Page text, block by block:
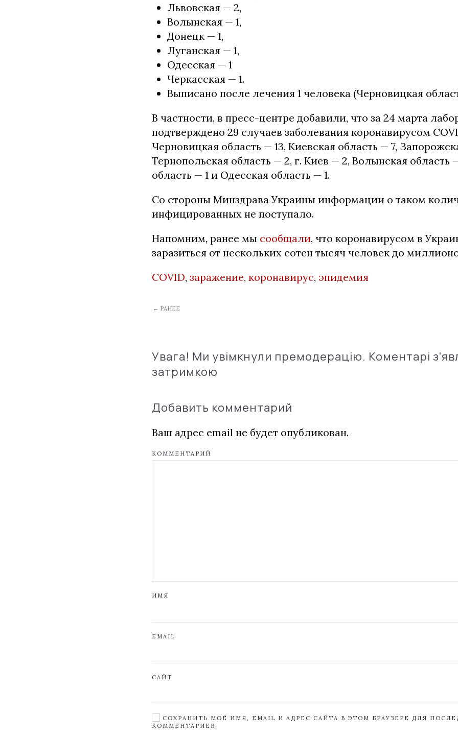
Львовская — 2,
Волынская — 1,
Донецк — 1,
Луганская — 1,
Одесская — 1
Черкасская — 1.
Выписано после лечения 1 человека (Черновицкая
В частности, в пресс-центре добавили, что за 24 марта
подтверждено 29 случаев заболевания коронавирусом
Черновицкая область — 13, Киевская область — 7,
Тернопольская область — 2, г. Киев — 2, Волынская область
область — 1 и Одесская область — 1.
Со стороны Минздрава Украины информации о таком
инфицированных не поступало.
Напомним, ранее мы сообщали, что коронавирусом в
заразиться от нескольких сотен тысяч человек до
COVID, заражение, коронавирус, эпидемия
← РАНЕЕ
Увага! Ми увімкнули премодерацію. Коментарі
затримкою
Добавить комментарий
Ваш адрес email не будет опубликован.
КОММЕНТАРИЙ
ИМЯ
EMAIL
САЙТ
СОХРАНИТЬ МОЁ ИМЯ, EMAIL И АДРЕС САЙТА В ЭТОМ БРАУЗЕРЕ ДЛЯ
КОММЕНТАРИЕВ.